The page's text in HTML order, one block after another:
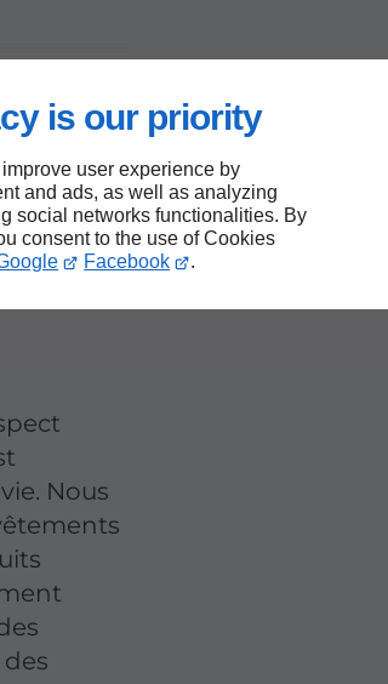
is our priority
user experience by
and ads, as well as analyzing
social networks functionalities. By
consent to the use of Cookies
Facebook .
Nous